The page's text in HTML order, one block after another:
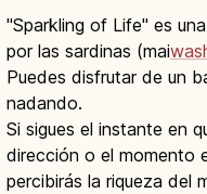
"Sparkling of Life" es
por las sardinas (mai
Puedes disfrutar de un
nadando.
Si sigues el instante en
dirección o el momento
percibirás la riqueza del